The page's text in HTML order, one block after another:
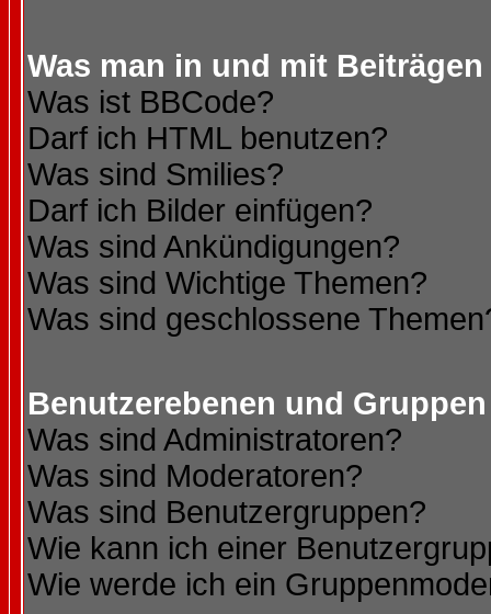
Was man in und mit
Was ist BBCode?
Darf ich HTML benutzen?
Was sind Smilies?
Darf ich Bilder einfügen?
Was sind Ankündigungen?
Was sind Wichtige Themen?
Was sind geschlossene
Benutzerebenen und Gruppen
Was sind Administratoren?
Was sind Moderatoren?
Was sind Benutzergruppen?
Wie kann ich einer
Wie werde ich ein